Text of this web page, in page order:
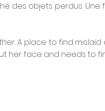
des objets perdus. Une
A place to find
her face and needs to